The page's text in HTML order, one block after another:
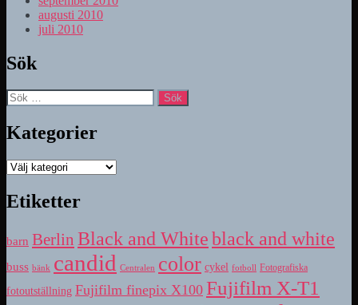
augusti 2010
juli 2010
Sök
Sök
efter:
Kategorier
Kategorier
Etiketter
barn Berlin Black and Whiteblack and white
buss bänk candid Centralen color cykel fotboll Fotografiska
fotoutställning Fujifilm finepix X100 Fujifilm X-T1